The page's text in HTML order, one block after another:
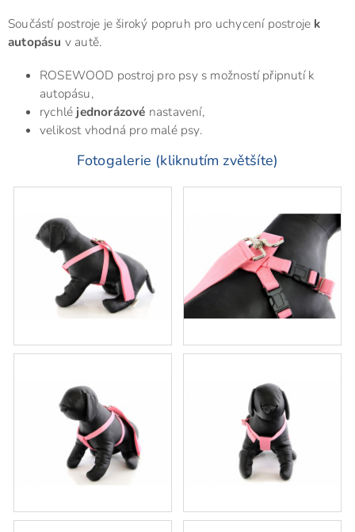
Součástí postroje je široký popruh pro uchycení postroje k
autopásu v autě.
ROSEWOOD postroj pro psy s možností připnutí k
autopásu,
rychlé jednorázové nastavení,
velikost vhodná pro malé psy.
Fotogalerie (kliknutím zvětšíte)